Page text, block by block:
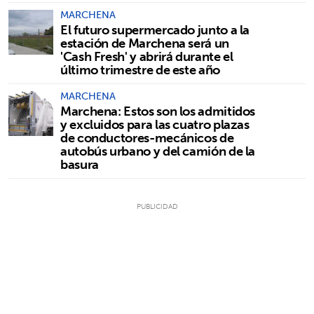
MARCHENA
El futuro supermercado junto a la
estación de Marchena será un
'Cash Fresh' y abrirá durante el
último trimestre de este año
MARCHENA
Marchena: Estos son los admitidos
y excluidos para las cuatro plazas
de conductores-mecánicos de
autobús urbano y del camión de la
basura